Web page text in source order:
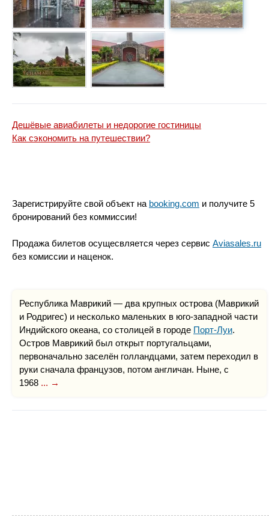
Дешёвые авиабилеты и недорогие гостиницы
Как сэкономить на путешествии?
Зарегистрируйте свой объект на booking.com и получите 5
бронирований без коммиссии!
Продажа билетов осущесвляется через сервис Aviasales.ru
без комиссии и наценок.
Республика Маврикий — два крупных острова (Маврикий
и Родригес) и несколько маленьких в юго-западной части
Индийского океана, со столицей в городе Порт-Луи.
Остров Маврикий был открыт португальцами,
первоначально заселён голландцами, затем переходил в
руки сначала французов, потом англичан. Ныне, с
1968 ... →